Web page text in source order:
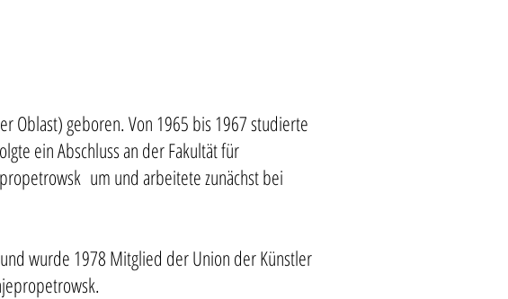
Oblast) geboren. Von 1965 bis 1967 studierte
ein Abschluss an der Fakultät für
um und arbeitete zunächst bei
wurde 1978 Mitglied der Union der Künstler